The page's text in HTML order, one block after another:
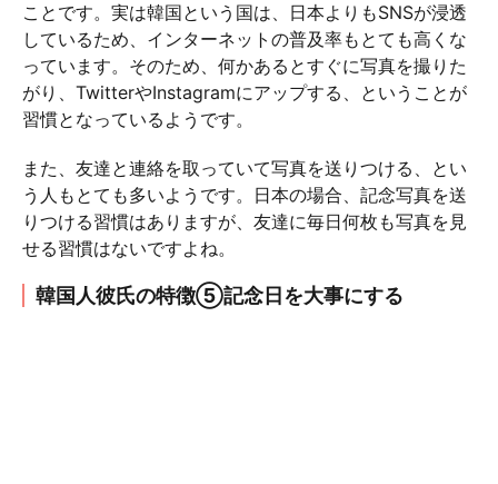
ことです。実は韓国という国は、日本よりもSNSが浸透
しているため、インターネットの普及率もとても高くな
っています。そのため、何かあるとすぐに写真を撮りた
がり、TwitterやInstagramにアップする、ということが
習慣となっているようです。
また、友達と連絡を取っていて写真を送りつける、とい
う人もとても多いようです。日本の場合、記念写真を送
りつける習慣はありますが、友達に毎日何枚も写真を見
せる習慣はないですよね。
韓国人彼氏の特徴⑤記念日を大事にする